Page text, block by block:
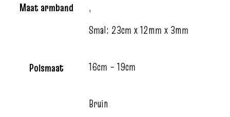
Maat armband
,
Smal: 23cm x 12mm x 3mm
Polsmaat 16cm – 19cm
Bruin